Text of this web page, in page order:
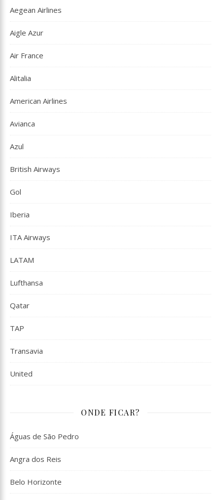
Aegean Airlines
Aigle Azur
Air France
Alitalia
American Airlines
Avianca
Azul
British Airways
Gol
Iberia
ITA Airways
LATAM
Lufthansa
Qatar
TAP
Transavia
United
ONDE FICAR?
Águas de São Pedro
Angra dos Reis
Belo Horizonte